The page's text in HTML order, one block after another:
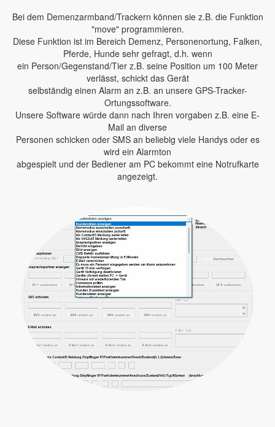
Bei dem Demenzarmband/Trackern können sie z.B. die Funktion
"move" programmieren.
Diese Funktion ist im Bereich Demenz, Personenortung, Falken,
Pferde, Hunde sehr gefragt, d.h. wenn
ein Person/Gegenstand/Tier z.B. seine Position um 100 Meter
verlässt, schickt das Gerät
selbständig einen Alarm an z.B. an unsere GPS-Tracker-
Ortungssoftware.
Unsere Software würde dann nach Ihren vorgaben z.B. eine E-
Mail an diverse
Personen schicken oder SMS an beliebig viele Handys oder es
wird ein Alarmton
abgespielt und der Bediener am PC bekommt eine Notrufkarte
angezeigt.